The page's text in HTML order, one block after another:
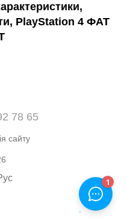
PlayStation 4 ФАТ
78 65
сайту